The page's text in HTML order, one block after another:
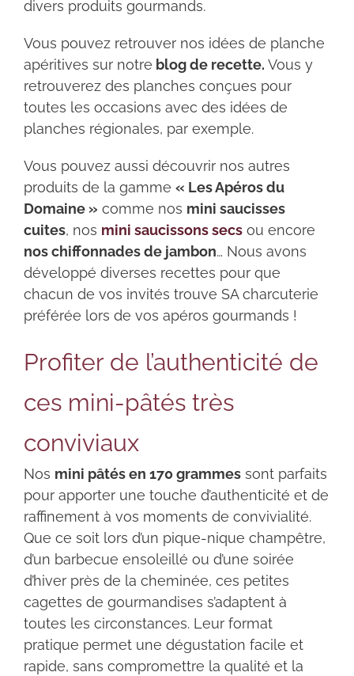
divers produits gourmands.
Vous pouvez retrouver nos idées de planche
apéritives sur notre blog de recette. Vous y
retrouverez des planches conçues pour
toutes les occasions avec des idées de
planches régionales, par exemple.
Vous pouvez aussi découvrir nos autres
produits de la gamme « Les Apéros du
Domaine » comme nos mini saucisses
cuites, nos mini saucissons secs ou encore
nos chiffonnades de jambon… Nous avons
développé diverses recettes pour que
chacun de vos invités trouve SA charcuterie
préférée lors de vos apéros gourmands !
Profiter de l’authenticité de
ces mini-pâtés très
conviviaux
Nos mini pâtés en 170 grammes sont parfaits
pour apporter une touche d’authenticité et de
raffinement à vos moments de convivialité.
Que ce soit lors d’un pique-nique champêtre,
d’un barbecue ensoleillé ou d’une soirée
d’hiver près de la cheminée, ces petites
cagettes de gourmandises s’adaptent à
toutes les circonstances. Leur format
pratique permet une dégustation facile et
rapide, sans compromettre la qualité et la